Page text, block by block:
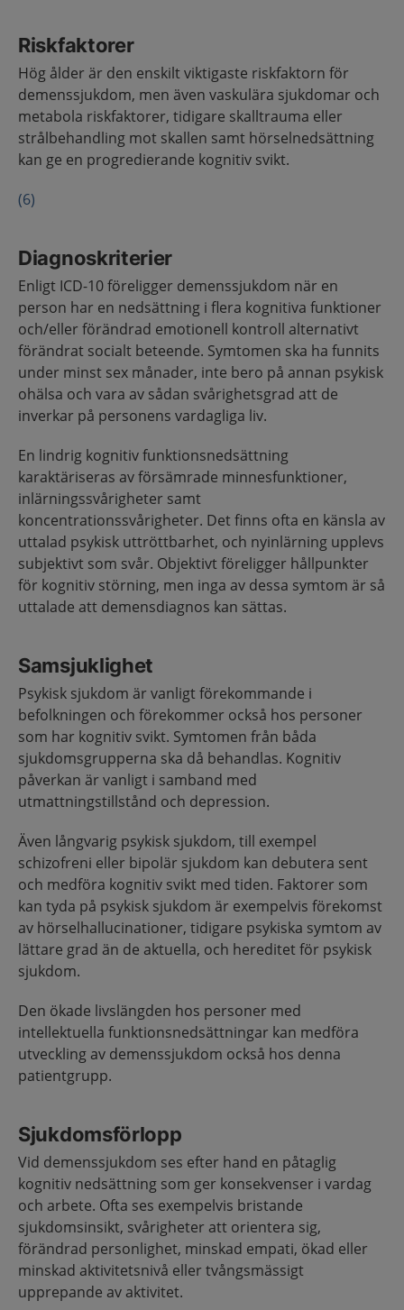
Riskfaktorer
Hög ålder är den enskilt viktigaste riskfaktorn för
demenssjukdom, men även vaskulära sjukdomar och
metabola riskfaktorer, tidigare skalltrauma eller
strålbehandling mot skallen samt hörselnedsättning
kan ge en progredierande kognitiv svikt.
(6)
Diagnoskriterier
Enligt ICD-10 föreligger demenssjukdom när en
person har en nedsättning i flera kognitiva funktioner
och/eller förändrad emotionell kontroll alternativt
förändrat socialt beteende. Symtomen ska ha funnits
under minst sex månader, inte bero på annan psykisk
ohälsa och vara av sådan svårighetsgrad att de
inverkar på personens vardagliga liv.
En lindrig kognitiv funktionsnedsättning
karaktäriseras av försämrade minnesfunktioner,
inlärningssvårigheter samt
koncentrationssvårigheter. Det finns ofta en känsla av
uttalad psykisk uttröttbarhet, och nyinlärning upplevs
subjektivt som svår. Objektivt föreligger hållpunkter
för kognitiv störning, men inga av dessa symtom är så
uttalade att demensdiagnos kan sättas.
Samsjuklighet
Psykisk sjukdom är vanligt förekommande i
befolkningen och förekommer också hos personer
som har kognitiv svikt. Symtomen från båda
sjukdomsgrupperna ska då behandlas. Kognitiv
påverkan är vanligt i samband med
utmattningstillstånd och depression.
Även långvarig psykisk sjukdom, till exempel
schizofreni eller bipolär sjukdom kan debutera sent
och medföra kognitiv svikt med tiden. Faktorer som
kan tyda på psykisk sjukdom är exempelvis förekomst
av hörselhallucinationer, tidigare psykiska symtom av
lättare grad än de aktuella, och hereditet för psykisk
sjukdom.
Den ökade livslängden hos personer med
intellektuella funktionsnedsättningar kan medföra
utveckling av demenssjukdom också hos denna
patientgrupp.
Sjukdomsförlopp
Vid demenssjukdom ses efter hand en påtaglig
kognitiv nedsättning som ger konsekvenser i vardag
och arbete. Ofta ses exempelvis bristande
sjukdomsinsikt, svårigheter att orientera sig,
förändrad personlighet, minskad empati, ökad eller
minskad aktivitetsnivå eller tvångsmässigt
upprepande av aktivitet.